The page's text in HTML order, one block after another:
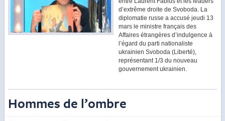
d’extrême droite de Svoboda. La
diplomatie russe a accusé jeudi 13
mars le ministre français des
Affaires étrangères d’indulgence à
l’égard du parti nationaliste
ukrainien Svoboda (Liberté),
représentant 1/3 du nouveau
gouvernement ukrainien.
Hommes de l’ombre